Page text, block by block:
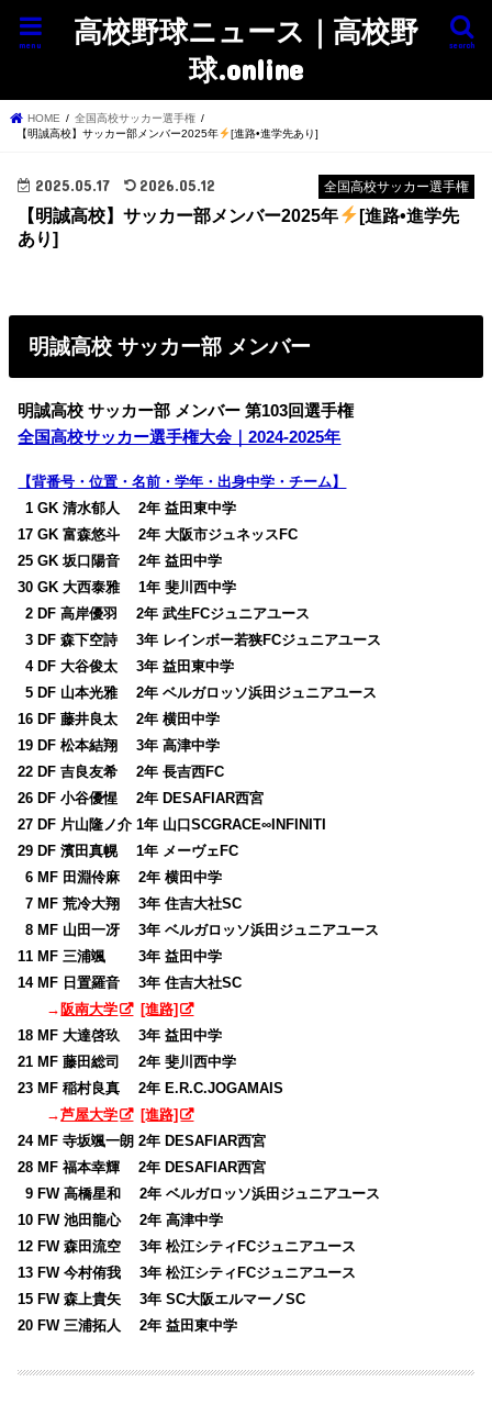
高校野球ニュース｜高校野
球.online
search
menu
HOME
全国高校サッカー選手権
【明誠高校】サッカー部メンバー2025年
[進路•進学先あり]
全国高校サッカー選手権
2025.05.17 2026.05.12
【明誠高校】サッカー部メンバー2025年
[進路•進学先
あり]
明誠高校 サッカー部 メンバー
明誠高校 サッカー部 メンバー 第103回選手権
全国高校サッカー選手権大会｜2024-2025年
【背番号・位置・名前・学年・出身中学・チーム】
01 GK 清水郁人 2年 益田東中学
17 GK 富森悠斗 2年 大阪市ジュネッスFC
25 GK 坂口陽音 2年 益田中学
30 GK 大西泰雅 1年 斐川西中学
02 DF 高岸優羽 2年 武生FCジュニアユース
03 DF 森下空詩 3年 レインボー若狭FCジュニアユース
04 DF 大谷俊太 3年 益田東中学
05 DF 山本光雅 2年 ベルガロッソ浜田ジュニアユース
16 DF 藤井良太 2年 横田中学
19 DF 松本結翔 3年 高津中学
22 DF 吉良友希 2年 長吉西FC
26 DF 小谷優惺 2年 DESAFIAR西宮
27 DF 片山隆ノ介 1年 山口SCGRACE∞INFINITI
29 DF 濱田真幌 1年 メーヴェFC
06 MF 田淵伶麻 2年 横田中学
07 MF 荒冷大翔 3年 住吉大社SC
08 MF 山田一冴 3年 ベルガロッソ浜田ジュニアユース
11 MF 三浦颯 3年 益田中学
14 MF 日置羅音 3年 住吉大社SC
→ 阪南大学
[進路]
18 MF 大達啓玖 3年 益田中学
21 MF 藤田総司 2年 斐川西中学
23 MF 稲村良真 2年 E.R.C.JOGAMAIS
→芦屋大学
[進路]
24 MF 寺坂颯一朗 2年 DESAFIAR西宮
28 MF 福本幸輝 2年 DESAFIAR西宮
09 FW 高橋星和 2年 ベルガロッソ浜田ジュニアユース
10 FW 池田龍心 2年 高津中学
12 FW 森田流空 3年 松江シティFCジュニアユース
13 FW 今村侑我 3年 松江シティFCジュニアユース
15 FW 森上貴矢 3年 SC大阪エルマーノSC
20 FW 三浦拓人 2年 益田東中学